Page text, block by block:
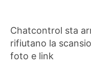
Chatcontrol sta
rifiutano la
foto e link